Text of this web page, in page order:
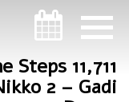
Steps
2 – Gadi